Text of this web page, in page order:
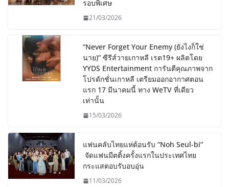
รอบพิเศษ
21/03/2026
“Never Forget Your Enemy (ยังไงก็ใช่
นาย)” ซีรีส์วายเกาหลี เรต19+ ผลิตโดย
YYDS Entertainment การันตีคุณภาพจาก
โปรดักชั่นเกาหลี เตรียมออกอากาศตอน
แรก 17 มีนาคมนี้ ทาง WeTV ที่เดียว
เท่านั้น
15/03/2026
แฟนคลับไทยแห่ต้อนรับ “Noh Seul-bi”
จัดแฟนมีตติ้งครั้งแรกในประเทศไทย
กระแสตอบรับอบอุ่น
11/03/2026